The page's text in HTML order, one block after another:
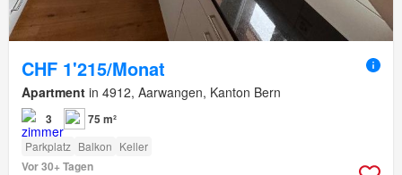
CHF 1'215/Monat
Apartment in 4912, Aarwangen, Kanton Bern
3 75 m²
Parkplatz Balkon Keller
Vor 30+ Tagen